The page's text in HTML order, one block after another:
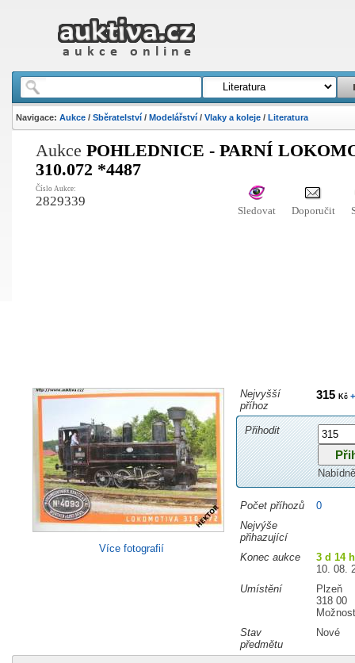
Navigace: Aukce/ Sběratelství/ Modelářství/ Vlaky a koleje/ Literatura
Aukce POHLEDNICE - PARNÍ
310.072 *4487
Číslo Aukce:
2829339
Sledovat Doporučit
Více fotografií
Nejvyšší
příhoz
315 Kč+
Přihodit
Počet příhozů
0
Nejvýše
přihazující
Konec aukce
3 d 14
10. 08.
Umístění
Plzeň
318 00
Stav
předmětu
Nové